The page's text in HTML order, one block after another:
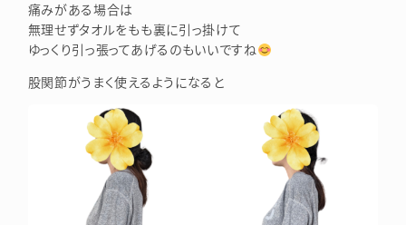
痛みがある場合は
無理せずタオルをもも裏に引っ掛けて
ゆっくり引っ張ってあげるのもいいですね
股関節がうまく使えるようになると